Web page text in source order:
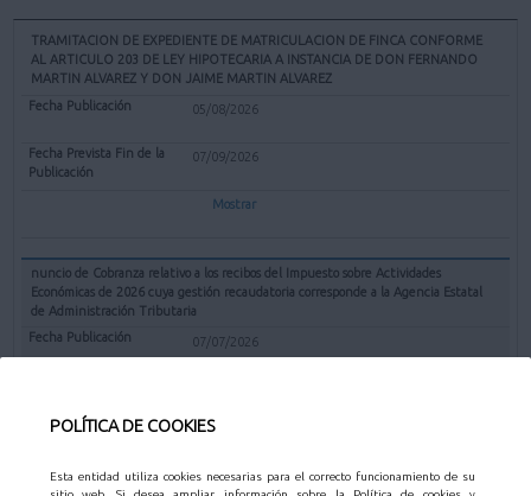
POLÍTICA DE COOKIES
Esta entidad utiliza cookies necesarias para el correcto funcionamiento de su
TRAMITACION DE EXPEDIENTE DE MATRICULACION DE FINCA CONFORME
AL ARTICULO 203 DE LEY HIPOTECARIA A INSTANCIA DE DON FERNANDO
MARTIN ALVAREZ Y DON JAIME MARTIN ALVAREZ
05/08/2026
07/09/2026
Mostrar
nuncio de Cobranza relativo a los recibos del Impuesto sobre Actividades
Económicas de 2026 cuya gestión recaudatoria corresponde a la Agencia Estatal
de Administración Tributaria
07/07/2026
Mostrar